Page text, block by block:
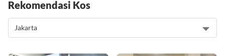
Rekomendasi Kos